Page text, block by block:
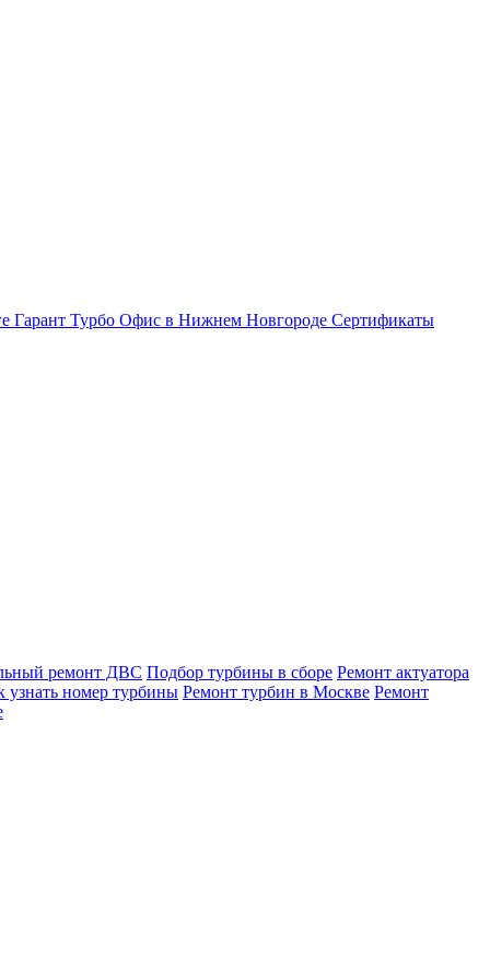
Гарант Турбо Офис в Нижнем Новгороде Сертификаты
ремонт ДВС Подбор турбины в сборе Ремонт актуатора
узнать номер турбины Ремонт турбин в Москве Ремонт